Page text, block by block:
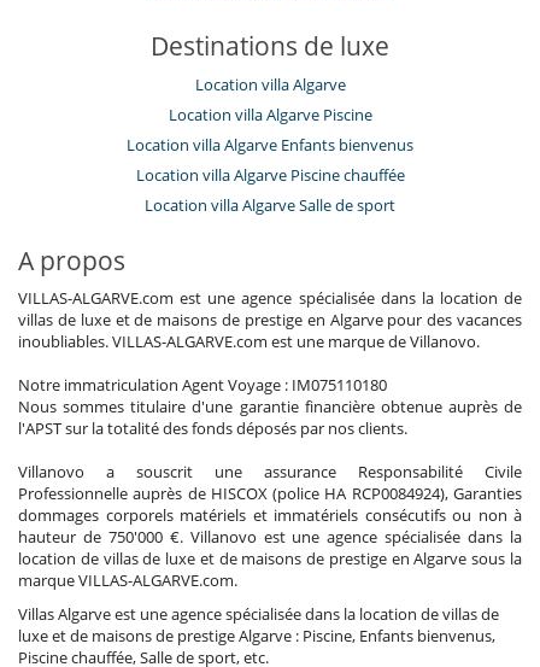
Destinations de luxe
Location villa Algarve
Location villa Algarve Piscine
Location villa Algarve Enfants bienvenus
Location villa Algarve Piscine chauffée
Location villa Algarve Salle de sport
A propos
VILLAS-ALGARVE.com est une agence spécialisée dans la location de
villas de luxe et de maisons de prestige en Algarve pour des vacances
inoubliables. VILLAS-ALGARVE.com est une marque de Villanovo.
Notre immatriculation Agent Voyage : IM075110180
Nous sommes titulaire d'une garantie financière obtenue auprès de
l'APST sur la totalité des fonds déposés par nos clients.
Villanovo a souscrit une assurance Responsabilité Civile
Professionnelle auprès de HISCOX (police HA RCP0084924), Garanties
dommages corporels matériels et immatériels consécutifs ou non à
hauteur de 750'000 €. Villanovo est une agence spécialisée dans la
location de villas de luxe et de maisons de prestige en Algarve sous la
marque VILLAS-ALGARVE.com.
Villas Algarve est une agence spécialisée dans la location de villas de
luxe et de maisons de prestige Algarve : Piscine, Enfants bienvenus,
Piscine chauffée, Salle de sport, etc.